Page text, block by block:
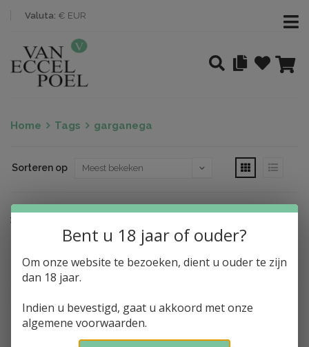
Valuta: € EUR
Home Tags garganega
Sorteren op
Nothing found
Bent u 18 jaar of ouder?
Om onze website te bezoeken, dient u ouder te zijn
dan 18 jaar.
Indien u bevestigd, gaat u akkoord met onze
algemene voorwaarden.